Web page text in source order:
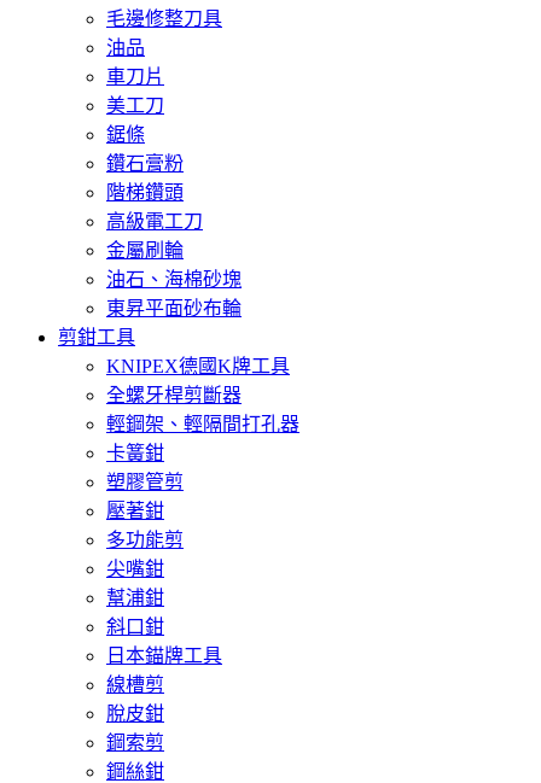
毛邊修整刀具
油品
車刀片
美工刀
鋸條
鑽石膏粉
階梯鑽頭
高級電工刀
金屬刷輪
油石、海棉砂塊
東昇平面砂布輪
剪鉗工具
KNIPEX德國K牌工具
全螺牙桿剪斷器
輕鋼架、輕隔間打孔器
卡簧鉗
塑膠管剪
壓著鉗
多功能剪
尖嘴鉗
幫浦鉗
斜口鉗
日本錨牌工具
線槽剪
脫皮鉗
鋼索剪
鋼絲鉗